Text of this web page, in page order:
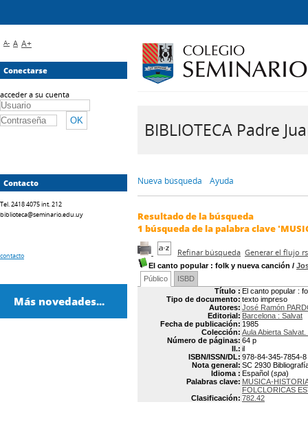
BIBLIOTECA Padre
Nueva búsqueda Ayuda
Resultado de la búsqueda
1 búsqueda de la palabra clave
Refinar búsqueda Generar el flujo
El canto popular: folk y nueva canción /
Público
ISBD
Título : El canto popular :
Tipo de documento: texto impreso
Autores: José Ramón
Editorial: Barcelona : Salvat
Fecha de publicación: 1985
Colección: Aula Abierta
Número de páginas: 64 p
Il.: il
ISBN/ISSN/DL: 978-84-345-7854-8
Nota general: SC 2930
Idioma : Español (spa)
Palabras clave: MUSICA-
FOLCLORICAS
Clasificación: 782.42
A- A A+
Conectarse
acceder a su cuenta
Contacto
Tel. 2418 4075 int. 212
biblioteca@seminario.edu.uy
contacto
Más novedades...